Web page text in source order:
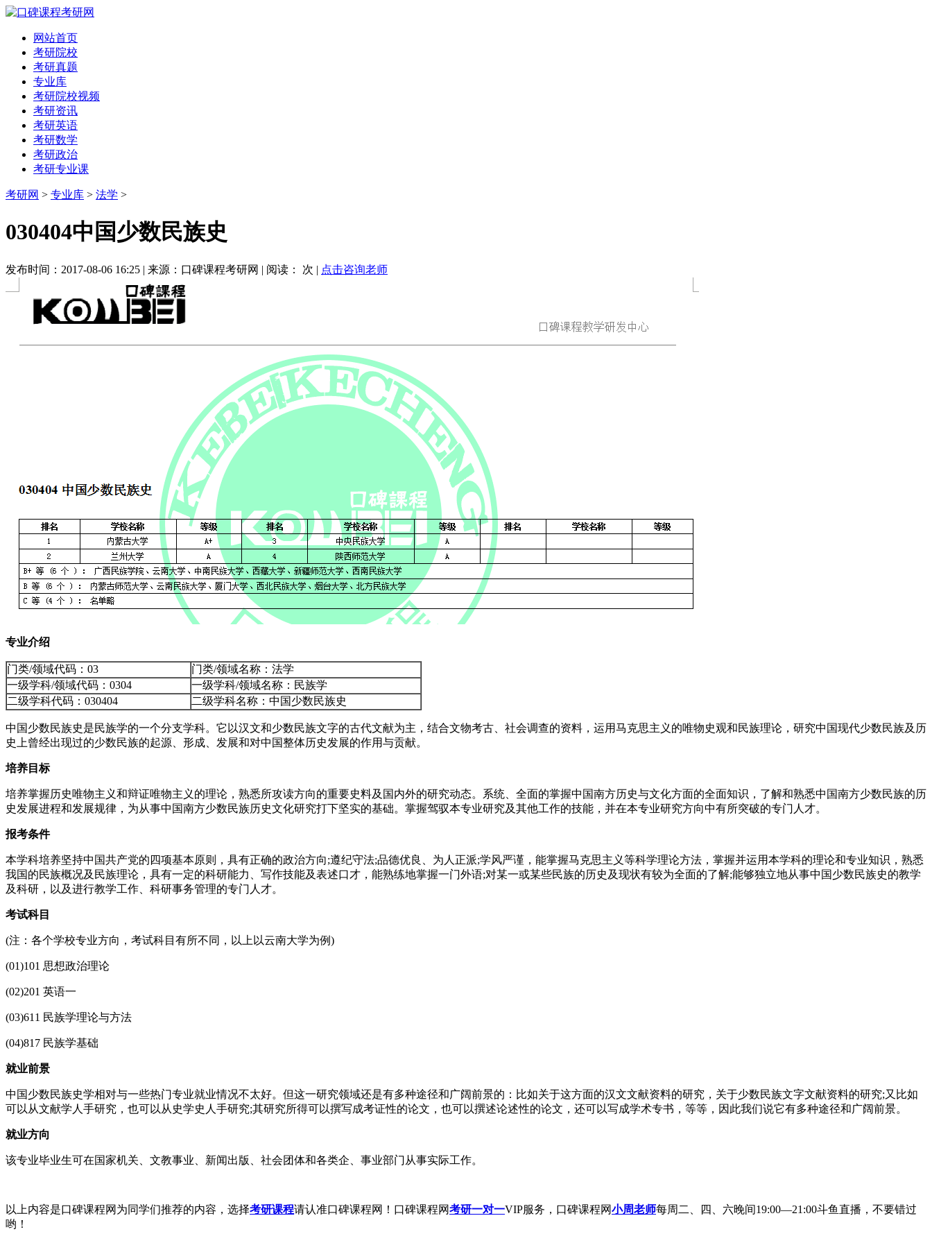
网站首页
考研院校
考研真题
专业库
考研院校视频
考研资讯
考研英语
考研数学
考研政治
考研专业课
考研网 > 专业库 > 法学 >
030404中国少数民族史
发布时间：2017-08-06 16:25 | 来源：口碑课程考研网 | 阅读： 次 | 点击咨询老师
专业介绍
门类/领域代码：03
门类/领域名称：法学
一级学科/领域代码：0304
一级学科/领域名称：民族学
二级学科代码：030404
二级学科名称：中国少数民族史
中国少数民族史是民族学的一个分支学科。它以汉文和少数民族文字的古代文献为主，结合文物考古、社会调查的资料，运用马克思主义的唯物史观和民族理论，研究中国现代少数民族及历
史上曾经出现过的少数民族的起源、形成、发展和对中国整体历史发展的作用与贡献。
培养目标
培养掌握历史唯物主义和辩证唯物主义的理论，熟悉所攻读方向的重要史料及国内外的研究动态。系统、全面的掌握中国南方历史与文化方面的全面知识，了解和熟悉中国南方少数民族的历
史发展进程和发展规律，为从事中国南方少数民族历史文化研究打下坚实的基础。掌握驾驭本专业研究及其他工作的技能，并在本专业研究方向中有所突破的专门人才。
报考条件
本学科培养坚持中国共产党的四项基本原则，具有正确的政治方向;遵纪守法;品德优良、为人正派;学风严谨，能掌握马克思主义等科学理论方法，掌握并运用本学科的理论和专业知识，熟悉
我国的民族概况及民族理论，具有一定的科研能力、写作技能及表述口才，能熟练地掌握一门外语;对某一或某些民族的历史及现状有较为全面的了解;能够独立地从事中国少数民族史的教学
及科研，以及进行教学工作、科研事务管理的专门人才。
考试科目
(注：各个学校专业方向，考试科目有所不同，以上以云南大学为例)
(01)101 思想政治理论
(02)201 英语一
(03)611 民族学理论与方法
(04)817 民族学基础
就业前景
中国少数民族史学相对与一些热门专业就业情况不太好。但这一研究领域还是有多种途径和广阔前景的：比如关于这方面的汉文文献资料的研究，关于少数民族文字文献资料的研究;又比如
可以从文献学人手研究，也可以从史学史人手研究;其研究所得可以撰写成考证性的论文，也可以撰述论述性的论文，还可以写成学术专书，等等，因此我们说它有多种途径和广阔前景。
就业方向
该专业毕业生可在国家机关、文教事业、新闻出版、社会团体和各类企、事业部门从事实际工作。
以上内容是口碑课程网为同学们推荐的内容，选择考研课程请认准口碑课程网！口碑课程网考研一对一VIP服务，口碑课程网小周老师每周二、四、六晚间19:00—21:00斗鱼直播，不要错过
哟！